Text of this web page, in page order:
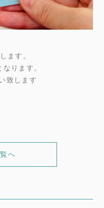
ます。
なります。
致します
へ